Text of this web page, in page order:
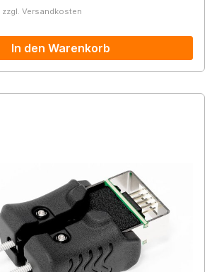
zzgl. Versandkosten
In den Warenkorb